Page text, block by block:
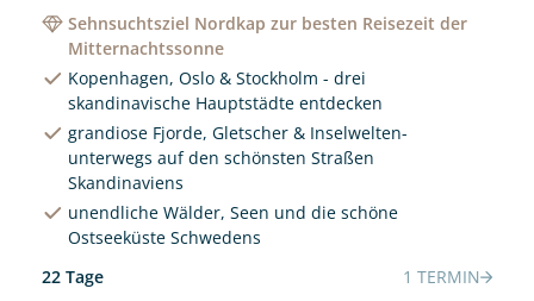
Sehnsuchtsziel Nordkap zur besten Reisezeit der
Mitternachtssonne
Kopenhagen, Oslo & Stockholm - drei
skandinavische Hauptstädte entdecken
grandiose Fjorde, Gletscher & Inselwelten-
unterwegs auf den schönsten Straßen
Skandinaviens
unendliche Wälder, Seen und die schöne
Ostseeküste Schwedens
22 Tage
1 TERMIN